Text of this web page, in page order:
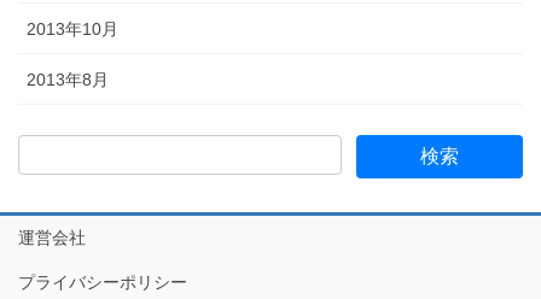
2013年10月
2013年8月
運営会社
プライバシーポリシー